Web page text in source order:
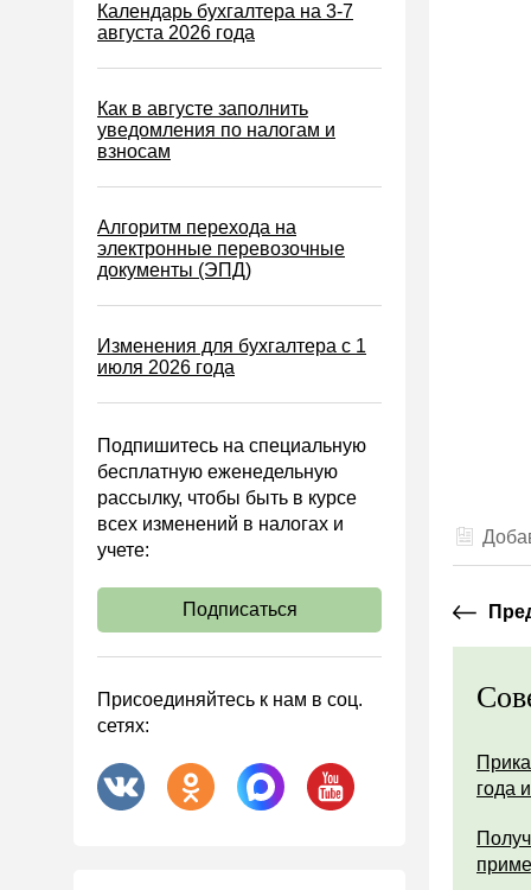
Возврат и зачет налогов
Налоговые проверки
Ответственность
Статистика
Онлайн-кассы ККТ ККМ
Управленческий учет
Анализ хозяйственной
Охрана труда и аттестация
Охрана труда
Налоговое планирование
Финансовый контроль
Договоры
ООО
АО
Госзакупки
Календарь бухгалтера на 3-7
августа 2026 года
Как в августе заполнить
уведомления по налогам и
взносам
Алгоритм перехода на
электронные перевозочные
документы (ЭПД)
Изменения для бухгалтера с 1
июля 2026 года
Подпишитесь на специальную
бесплатную еженедельную
рассылку, чтобы быть в курсе
всех изменений в налогах и
учете:
Подписаться
Присоединяйтесь к нам в соц.
сетях:
года